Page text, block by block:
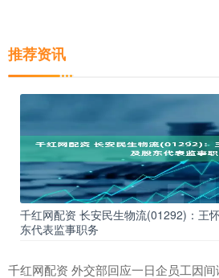
推荐资讯
千红网配资 长安民生物流(01292)：王
东代表监事职务
千红网配资 外交部回应一日企员工因